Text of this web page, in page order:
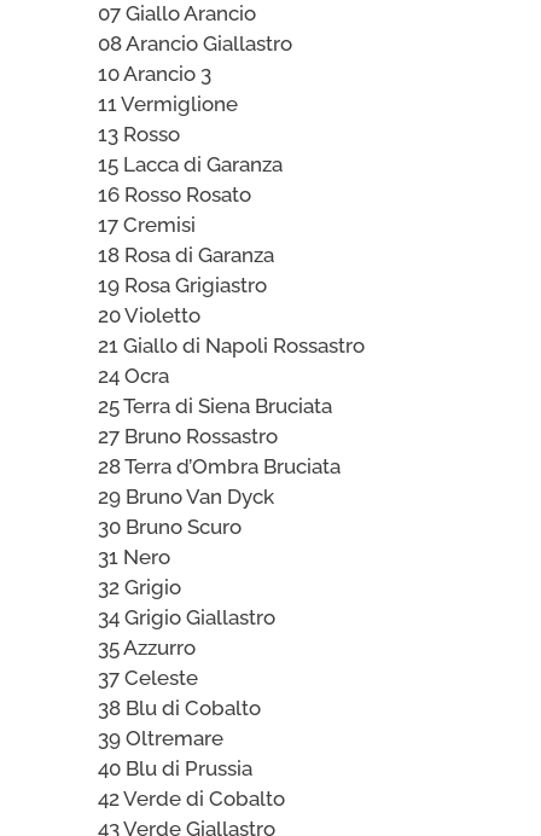
07 Giallo Arancio
08 Arancio Giallastro
10 Arancio 3
11 Vermiglione
13 Rosso
15 Lacca di Garanza
16 Rosso Rosato
17 Cremisi
18 Rosa di Garanza
19 Rosa Grigiastro
20 Violetto
21 Giallo di Napoli Rossastro
24 Ocra
25 Terra di Siena Bruciata
27 Bruno Rossastro
28 Terra d’Ombra Bruciata
29 Bruno Van Dyck
30 Bruno Scuro
31 Nero
32 Grigio
34 Grigio Giallastro
35 Azzurro
37 Celeste
38 Blu di Cobalto
39 Oltremare
40 Blu di Prussia
42 Verde di Cobalto
43 Verde Giallastro